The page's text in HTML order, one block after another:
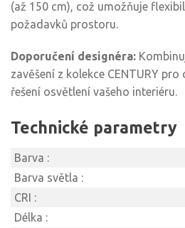
(až 150 cm), což umožňuje
požadavků prostoru.
Doporučení designéra:
zavěšení z kolekce CENTURY
řešení osvětlení vašeho interiéru.
Technické parametry
Barva :
Barva světla :
CRI :
Délka :